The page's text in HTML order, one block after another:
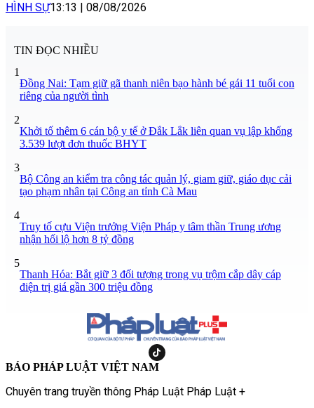
HÌNH SỰ13:13 08/08/2026
TIN ĐỌC NHIỀU
1
Đồng Nai: Tạm giữ gã thanh niên bạo hành bé gái 11 tuổi con
riêng của người tình
2
Khởi tố thêm 6 cán bộ y tế ở Đắk Lắk liên quan vụ lập khống
3.539 lượt đơn thuốc BHYT
3
Bộ Công an kiểm tra công tác quản lý, giam giữ, giáo dục cải
tạo phạm nhân tại Công an tỉnh Cà Mau
4
Truy tố cựu Viện trưởng Viện Pháp y tâm thần Trung ương
nhận hối lộ hơn 8 tỷ đồng
5
Thanh Hóa: Bắt giữ 3 đối tượng trong vụ trộm cắp dây cáp
điện trị giá gần 300 triệu đồng
BÁO PHÁP LUẬT VIỆT NAM
Chuyên trang truyền thông Pháp Luật Pháp Luật +